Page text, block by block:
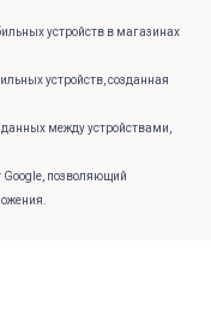
устройств в магазинах
устройств, созданная
между устройствами,
позволяющий